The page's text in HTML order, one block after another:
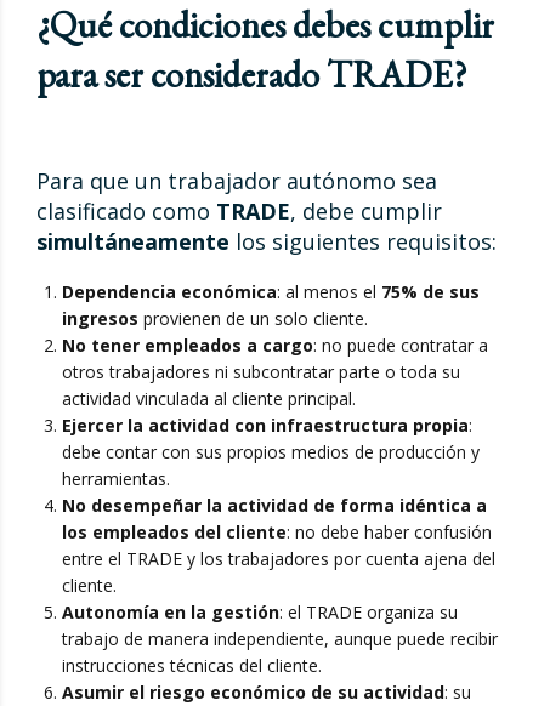
¿Qué condiciones debes cumplir
para ser considerado TRADE?
Para que un trabajador autónomo sea
clasificado como TRADE, debe cumplir
simultáneamente los siguientes requisitos:
Dependencia económica: al menos el 75% de sus
ingresos provienen de un solo cliente.
No tener empleados a cargo: no puede contratar a
otros trabajadores ni subcontratar parte o toda su
actividad vinculada al cliente principal.
Ejercer la actividad con infraestructura propia:
debe contar con sus propios medios de producción y
herramientas.
No desempeñar la actividad de forma idéntica a
los empleados del cliente: no debe haber confusión
entre el TRADE y los trabajadores por cuenta ajena del
cliente.
Autonomía en la gestión: el TRADE organiza su
trabajo de manera independiente, aunque puede recibir
instrucciones técnicas del cliente.
Asumir el riesgo económico de su actividad: su